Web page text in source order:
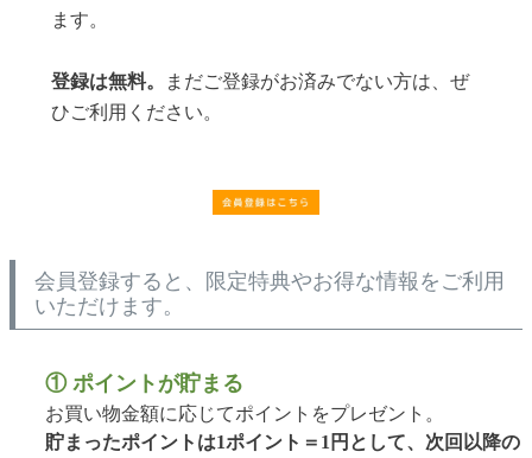
ます。
登録は無料。
まだご登録がお済みでない方は、ぜ
ひご利用ください。
会員登録すると、限定特典やお得な情報をご利用
いただけます。
① ポイントが貯まる
お買い物金額に応じてポイントをプレゼント。
貯まったポイントは1ポイント＝1円として、次回以降の